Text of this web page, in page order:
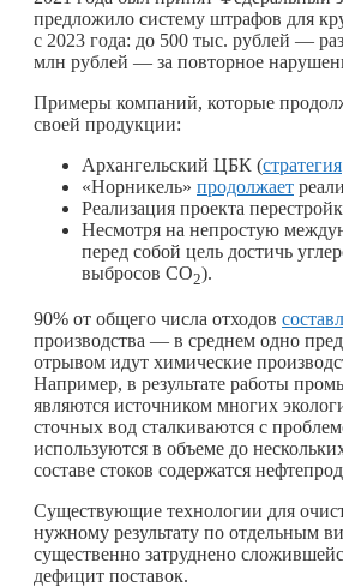
предложило систему штрафов для
с 2023 года: до 500 тыс. рублей —
млн рублей — за повторное
Примеры компаний, которые
своей продукции:
Архангельский ЦБК (стратегия
«Норникель» продолжает
Реализация проекта
Несмотря на непростую
перед собой цель достичь
выбросов СО2).
90% от общего числа отходов
производства — в среднем одно
отрывом идут химические
Например, в результате работы
являются источником многих
сточных вод сталкиваются с
используются в объеме до
составе стоков содержатся
Существующие технологии для
нужному результату по отдельным
существенно затруднено
дефицит поставок.